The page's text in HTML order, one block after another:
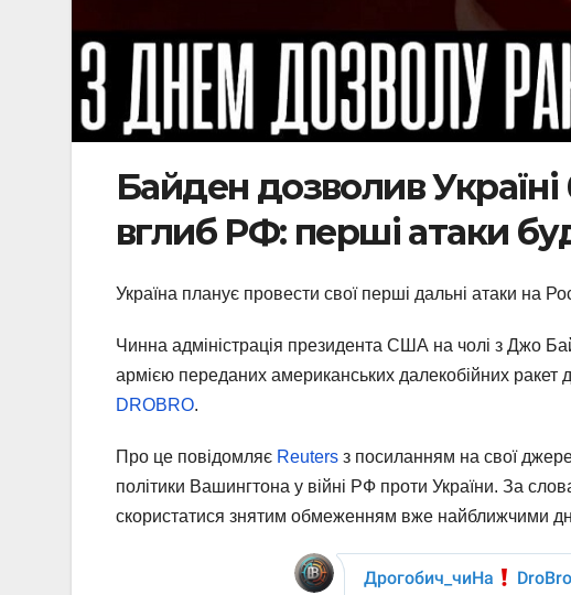
Байден дозволив
вглиб РФ: перші атаки
Україна планує провести свої перші дальні атаки на
Чинна адміністрація президента США на чолі з Джо
армією переданих американських далекобійних ракет
DROBRO.
Про це повідомляє Reuters з посиланням на свої
політики Вашингтона у війні РФ проти України. За
скористатися знятим обмеженням вже найближчими